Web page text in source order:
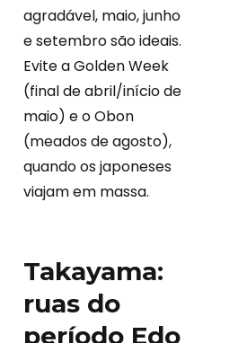
agradável, maio, junho
e setembro são ideais.
Evite a Golden Week
(final de abril/início de
maio) e o Obon
(meados de agosto),
quando os japoneses
viajam em massa.
Takayama:
ruas do
período Edo